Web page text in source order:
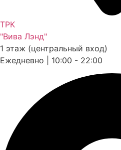
ТРК
"Вива Лэнд"
1 этаж (центральный вход)
Ежедневно | 10:00 - 22:00